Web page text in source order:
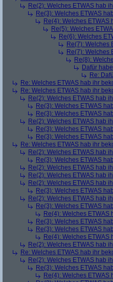
Re(2): Welches ETWAS hab
Re(3): Welches ETWAS
Re(4): Welches ETWAS
Re(5): Welches
Re(6): Welches
Re(7): Welches
Re(7): Welches
Re(8):
Dafür
Re:
Re: Welches ETWAS hab ihr
Re: Welches ETWAS hab ihr
Re(2): Welches ETWAS hab
Re(3): Welches ETWAS
Re(3): Welches ETWAS
Re(2): Welches ETWAS hab
Re(3): Welches ETWAS
Re(3): Welches ETWAS
Re: Welches ETWAS hab ihr
Re(2): Welches ETWAS hab
Re(3): Welches ETWAS
Re(2): Welches ETWAS hab
Re(2): Welches ETWAS hab
Re(2): Welches ETWAS hab
Re(3): Welches ETWAS
Re(2): Welches ETWAS hab
Re(3): Welches ETWAS
Re(4): Welches ETWAS
Re(3): Welches ETWAS
Re(3): Welches ETWAS
Re(4): Welches ETWAS
Re(2): Welches ETWAS hab
Re: Welches ETWAS hab ihr
Re(2): Welches ETWAS hab
Re(3): Welches ETWAS
Re(4): Welches ETWAS